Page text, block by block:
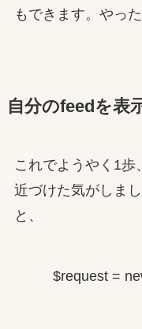
もできます。やっ
自分のfeedを表
これでようやく1歩
近づけた気がしま
と、
$request =